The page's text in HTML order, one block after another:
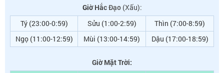
Giờ Hắc Đạo(Xấu):
Tý (23:00-0:59)
Sửu (1:00-2:59)
Thìn (7:00-8:59)
Ngọ (11:00-12:59)
Mùi (13:00-14:59) Dậu (17:00-18:59)
Giờ Mặt Trời: